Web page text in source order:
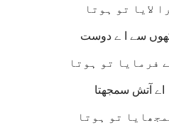
لایا تو ہوتا
سے ا ے دوست
فرمایا تو ہوتا
اے آتش سمجھتا
تو ہوتا